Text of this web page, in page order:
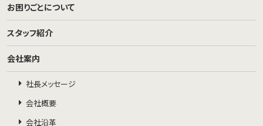
お困りごとについて
スタッフ紹介
会社案内
社長メッセージ
会社概要
会社沿革